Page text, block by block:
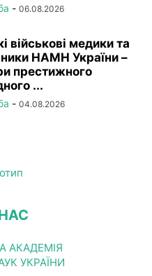
- 06.08.2026
військові медики та
НАМН України –
престижного
...
- 04.08.2026
АКАДЕМІЯ
УКРАЇНИ